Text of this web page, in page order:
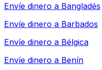
Envíe dinero a Bangladés
Envíe dinero a Barbados
Envíe dinero a Bélgica
Envíe dinero a Benín